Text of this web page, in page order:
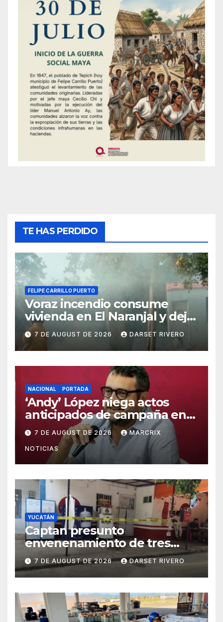
TE HAS PERDIDO
FELIPE CARRILLO PUERTO
Voraz incendio consume
vivienda en El Naranjal y deja
a una familia sin patrimonio
7 DE AUGUST DE 2026 DARSET RIVERO
NACIONAL PORTADA
‘Andy’ López niega actos
anticipados de campaña en
Tabasco
7 DE AUGUST DE 2026 MARCRIX
NOTICIAS
YUCATÁN
Captan presunto
envenenamiento de tres
mascotas en Umán
7 DE AUGUST DE 2026 DARSET RIVERO